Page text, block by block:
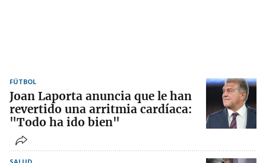
FÚTBOL
Joan Laporta anuncia que le han
revertido una arritmia cardíaca:
"Todo ha ido bien"